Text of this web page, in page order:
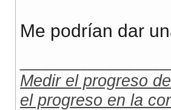
Me podrían dar
Medir el progreso
el progreso en la